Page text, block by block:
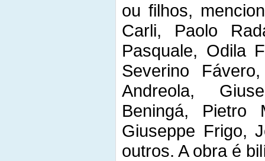
ou filhos,
Carli, Paolo
Pasquale, Odila
Severino
Andreola,
Beningá, Pietro
Giuseppe Frigo,
outros. A obra é